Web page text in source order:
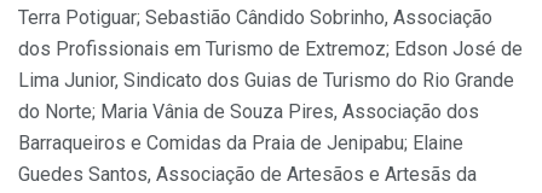
Terra Potiguar; Sebastião Cândido Sobrinho, Associação
dos Profissionais em Turismo de Extremoz; Edson José de
Lima Junior, Sindicato dos Guias de Turismo do Rio Grande
do Norte; Maria Vânia de Souza Pires, Associação dos
Barraqueiros e Comidas da Praia de Jenipabu; Elaine
Guedes Santos, Associação de Artesãos e Artesãs da